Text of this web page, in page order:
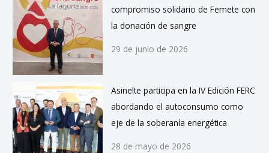
compromiso solidario de Femete con
la donación de sangre
29 de junio de 2026
Asinelte participa en la IV Edición FERC
abordando el autoconsumo como
eje de la soberanía energética
28 de mayo de 2026